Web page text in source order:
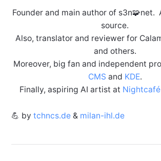
Founder and main author of s3n🧩net.
source.
Also, translator and reviewer for
and others.
Moreover, big fan and independent
CMS and KDE.
Finally, aspiring AI artist at Nightcafé
💪 by tchncs.de& milan-ihl.de